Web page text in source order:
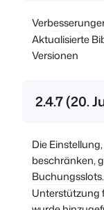
Aktualisierte
Versionen
2.4.7 (20.
Die
beschränken,
Buchungsslots.
Unterstützung